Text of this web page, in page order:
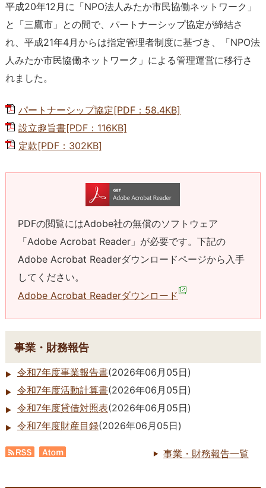
平成20年12月に「NPO法人みたか市民協働ネットワーク」
と「三鷹市」との間で、パートナーシップ協定が締結さ
れ、平成21年4月からは指定管理者制度に基づき、「NPO法
人みたか市民協働ネットワーク」による管理運営に移行さ
れました。
パートナーシップ協定[PDF：58.4KB]
設立趣旨書[PDF：116KB]
定款[PDF：302KB]
PDFの閲覧にはAdobe社の無償のソフトウェア
「Adobe Acrobat Reader」が必要です。下記の
Adobe Acrobat Readerダウンロードページから入手
してください。
Adobe Acrobat Readerダウンロード
事業・財務報告
令和7年度事業報告書(2026年06月05日)
令和7年度活動計算書(2026年06月05日)
令和7年度貸借対照表(2026年06月05日)
令和7年度財産目録(2026年06月05日)
事業・財務報告一覧